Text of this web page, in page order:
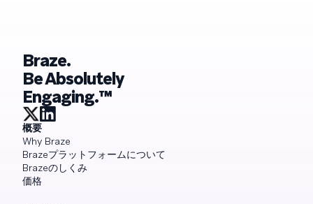
Braze.
Be Absolutely
Engaging.™
概要
Why Braze
Brazeプラットフォームについて
Brazeのしくみ
価格